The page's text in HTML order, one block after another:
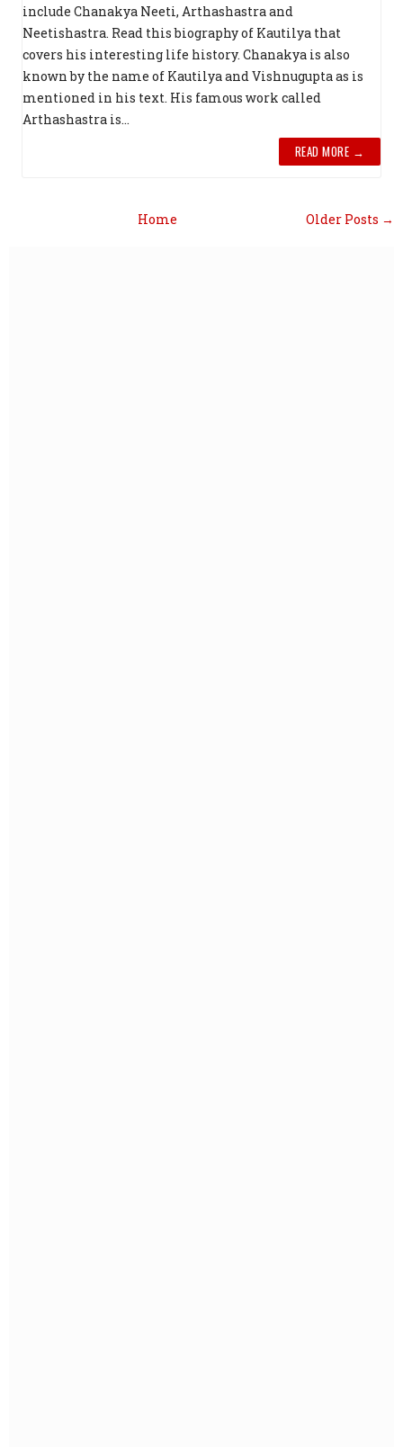
include Chanakya Neeti, Arthashastra and
Neetishastra. Read this biography of Kautilya that
covers his interesting life history. Chanakya is also
known by the name of Kautilya and Vishnugupta as is
mentioned in his text. His famous work called
Arthashastra is...
READ MORE →
Older Posts →
Home